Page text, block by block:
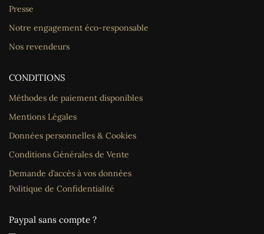
Presse
Notre engagement éco-responsable
Nos revendeurs
CONDITIONS
Méthodes de paiement disponibles
Mentions Légales
Données personnelles & Cookies
Conditions Générales de Vente
Demande d’accès à vos données
Politique de Confidentialité
Paypal sans compte ?